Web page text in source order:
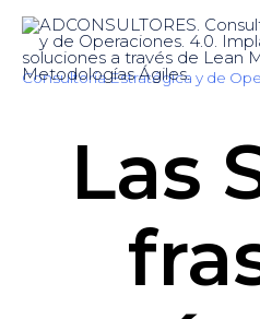
Consultoría Estratégica y de
Las